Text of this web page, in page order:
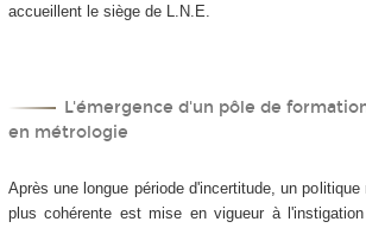
accueillent le siège de L.N.E.
L'émergence d'un pôle de
en métrologie
Après une longue période d'incertitude, un
plus cohérente est mise en vigueur à